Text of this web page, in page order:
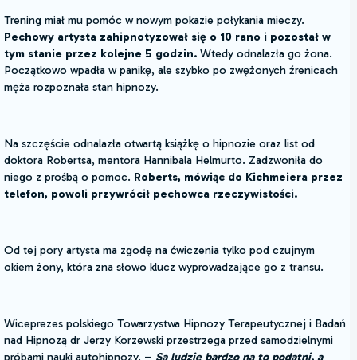
Trening miał mu pomóc w nowym pokazie połykania mieczy.
Pechowy artysta zahipnotyzował się o 10 rano i pozostał w
tym stanie przez kolejne 5 godzin. Wtedy odnalazła go żona.
Początkowo wpadła w panikę, ale szybko po zwężonych źrenicach
męża rozpoznała stan hipnozy.
Na szczęście odnalazła otwartą książkę o hipnozie oraz list od
doktora Robertsa, mentora Hannibala Helmurto. Zadzwoniła do
niego z prośbą o pomoc. Roberts, mówiąc do Kichmeiera przez
telefon, powoli przywrócił pechowca rzeczywistości.
Od tej pory artysta ma zgodę na ćwiczenia tylko pod czujnym
okiem żony, która zna słowo klucz wyprowadzające go z transu.
Wiceprezes polskiego Towarzystwa Hipnozy Terapeutycznej i Badań
nad Hipnozą dr Jerzy Korzewski przestrzega przed samodzielnymi
próbami nauki autohipnozy. – Są ludzie bardzo na to podatni, a